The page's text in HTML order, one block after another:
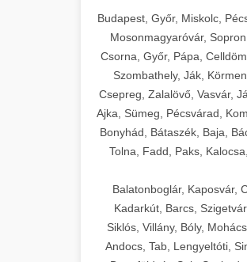
Budapest, Győr, Miskolc,
Mosonmagyaróvár,
Csorna, Győr, Pápa,
Szombathely, Ják,
Csepreg, Zalalövő, Vasvár,
Ajka, Sümeg, Pécsvárad,
Bonyhád, Bátaszék, Baja,
Tolna, Fadd, Paks,
Balatonboglár, Kaposvár,
Kadarkút, Barcs,
Siklós, Villány, Bóly,
Andocs, Tab, Lengyeltóti,